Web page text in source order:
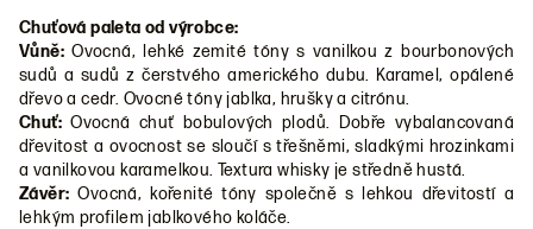
Chuťová paleta od výrobce:
Vůně: Ovocná, lehké zemité tóny s vanilkou z bourbonových
sudů a sudů z čerstvého amerického dubu. Karamel, opálené
dřevo a cedr. Ovocné tóny jablka, hrušky a citrónu.
Chuť: Ovocná chuť bobulových plodů. Dobře vybalancovaná
dřevitost a ovocnost se sloučí s třešněmi, sladkými hrozinkami
a vanilkovou karamelkou. Textura whisky je středně hustá.
Závěr: Ovocná, kořenité tóny společně s lehkou dřevitostí a
lehkým profilem jablkového koláče.